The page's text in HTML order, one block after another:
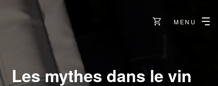
MENU
Les mythes dans le vin